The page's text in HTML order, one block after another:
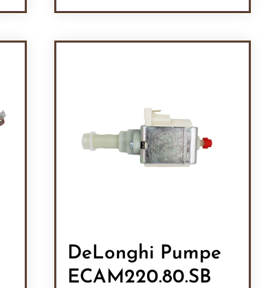
DeLonghi Pumpe
ECAM220.80.SB